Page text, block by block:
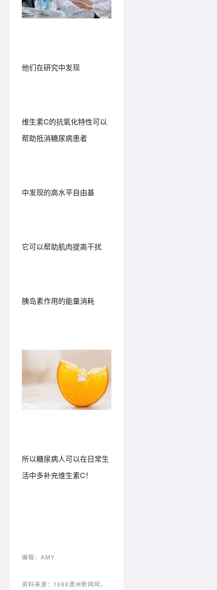
他们在研究中发现
维生素C的抗氧化特性可以
帮助抵消糖尿病患者
中发现的高水平自由基
它可以帮助肌肉提高干扰
胰岛素作用的能量消耗
所以糖尿病人可以在日常生
活中多补充维生素C！
编辑：AMY
资料来源：1688澳洲新闻网，